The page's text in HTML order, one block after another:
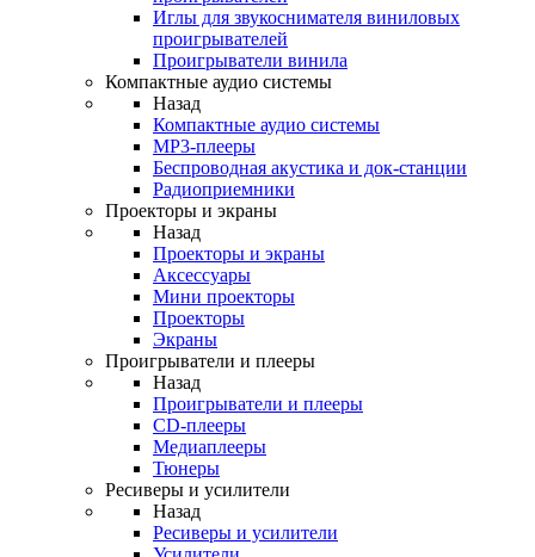
Иглы для звукоснимателя виниловых
проигрывателей
Проигрыватели винила
Компактные аудио системы
Назад
Компактные аудио системы
MP3-плееры
Беспроводная акустика и док-станции
Радиоприемники
Проекторы и экраны
Назад
Проекторы и экраны
Аксессуары
Мини проекторы
Проекторы
Экраны
Проигрыватели и плееры
Назад
Проигрыватели и плееры
CD-плееры
Медиаплееры
Тюнеры
Ресиверы и усилители
Назад
Ресиверы и усилители